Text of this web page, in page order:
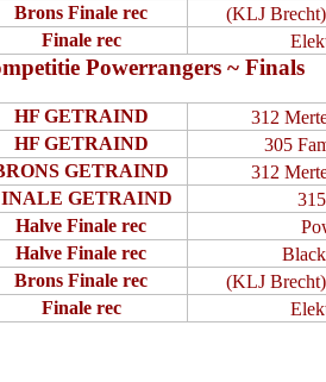
Brons Finale rec
(KLJ
Finale rec
Powerrangers ~ Finals
HF GETRAIND
312
HF GETRAIND
305
GETRAIND
312
GETRAIND
Halve Finale rec
Halve Finale rec
Brons Finale rec
(KLJ
Finale rec